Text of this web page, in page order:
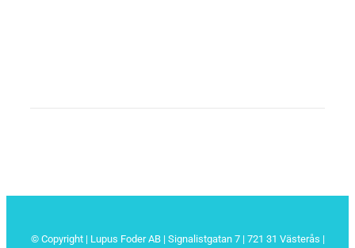
© Copyright | Lupus Foder AB | Signalistgatan 7 | 721 31 Västerås |